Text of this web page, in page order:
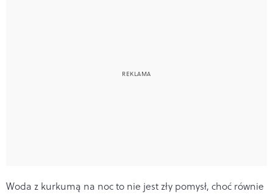
Woda z kurkumą na noc to nie jest zły pomysł, choć równie